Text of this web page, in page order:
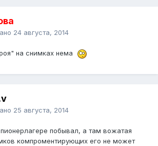
24 августа, 2014
на снимках нема
25 августа, 2014
побывал, а там вожатая
компроментирующих его не может